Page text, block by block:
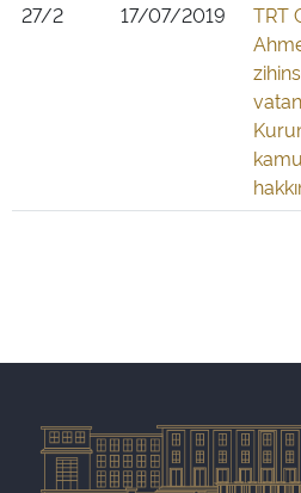
27/2
17/07/2019
TRT